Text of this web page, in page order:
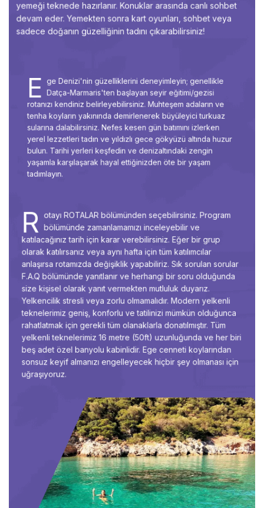
yemeği teknede hazırlanır. Konuklar arasında canlı sohbet
devam eder. Yemekten sonra kart oyunları, sohbet veya
sadece doğanın güzelliğinin tadını çıkarabilirsiniz!
E Datça-Marmaris'ten başlayan seyir eğitimi/gezisi
rotanızı kendiniz belirleyebilirsiniz. Muhteşem adaların ve
tenha koyların yakınında demirlenerek büyüleyici turkuaz
sularına dalabilirsiniz. Nefes kesen gün batımını izlerken
yerel lezzetleri tadın ve yıldızlı gece gökyüzü altında huzur
bulun. Tarihi yerleri keşfedin ve denizaltındaki zengin
yaşamla karşılaşarak hayal ettiğinizden öte bir yaşam
tadımlayın.
R
otayı ROTALAR bölümünden seçebilirsiniz. Program
bölümünde zamanlamamızı inceleyebilir ve
katılacağınız tarih için karar verebilirsiniz. Eğer bir grup
olarak katılırsanız veya aynı hafta için tüm katılımcılar
anlaşırsa rotamızda değişiklik yapabiliriz. Sık sorulan sorular
F.A.Q bölümünde yanıtlanır ve herhangi bir soru olduğunda
size kişisel olarak yanıt vermekten mutluluk duyarız.
Yelkencilik stresli veya zorlu olmamalıdır. Modern yelkenli
teknelerimiz geniş, konforlu ve tatilinizi mümkün olduğunca
rahatlatmak için gerekli tüm olanaklarla donatılmıştır. Tüm
yelkenli teknelerimiz 16 metre (50ft) uzunluğunda ve her biri
beş adet özel banyolu kabinlidir. Ege cenneti koylarından
sonsuz keyif almanızı engelleyecek hiçbir şey olmanası için
uğraşıyoruz.